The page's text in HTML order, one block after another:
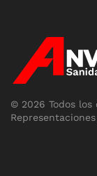
© 2026 Todos los